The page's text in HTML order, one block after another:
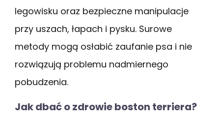
legowisku oraz bezpieczne manipulacje
przy uszach, łapach i pysku. Surowe
metody mogą osłabić zaufanie psa i nie
rozwiązują problemu nadmiernego
pobudzenia.
Jak dbać o zdrowie boston terriera?